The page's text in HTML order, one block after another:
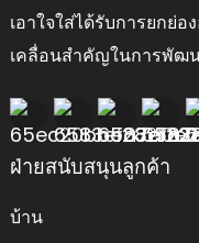
เอาใจใส่ได้รับการยกย่อ
เคลื่อนสำคัญในการพัฒ
ฝ่ายสนับสนุนลูกค้า
บ้าน